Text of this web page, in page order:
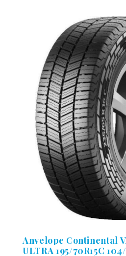
Anvelope Continental
ULTRA 195/70R15C